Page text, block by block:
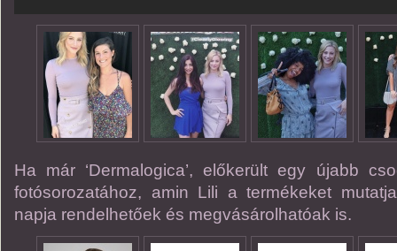
Ha már ‘Dermalogica’, előkerült egy újabb
fotósorozatához, amin Lili a termékeket
napja rendelhetőek és megvásárolhatóak is.